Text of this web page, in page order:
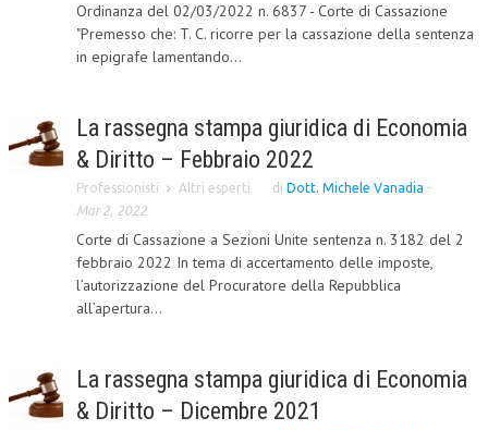
CRIMINOLOGIA TRIBUTARIA
CFC E PARADISI FISCALI
PRASSI
TRIBUTARIA
GIURISPRUDENZA
CIVILE
TRIBUTARIA
Ordinanza del 02/03/2022 n. 6837 - Corte di Cassazione
"Premesso che: T. C. ricorre per la cassazione della sentenza
in epigrafe lamentando...
La rassegna stampa giuridica di Economia
& Diritto – Febbraio 2022
Professionisti Altri esperti di Dott. Michele Vanadia -
Mar 2, 2022
Corte di Cassazione a Sezioni Unite sentenza n. 3182 del 2
febbraio 2022 In tema di accertamento delle imposte,
l’autorizzazione del Procuratore della Repubblica
all’apertura...
La rassegna stampa giuridica di Economia
& Diritto – Dicembre 2021